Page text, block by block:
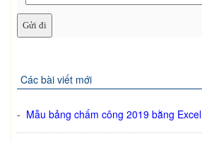
Các bài viết mới
- Mẫu bảng chấm công 2019 bằng Excel